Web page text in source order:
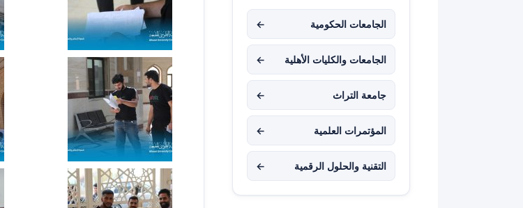
الجامعات الحكومية ←
الجامعات والكليات الأهلية ←
جامعة التراث ←
المؤتمرات العلمية ←
التقنية والحلول الرقمية ←